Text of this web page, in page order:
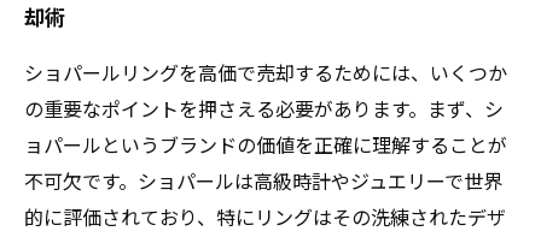
却術
ショパールリングを高価で売却するためには、いくつか
の重要なポイントを押さえる必要があります。まず、シ
ョパールというブランドの価値を正確に理解することが
不可欠です。ショパールは高級時計やジュエリーで世界
的に評価されており、特にリングはその洗練されたデザ